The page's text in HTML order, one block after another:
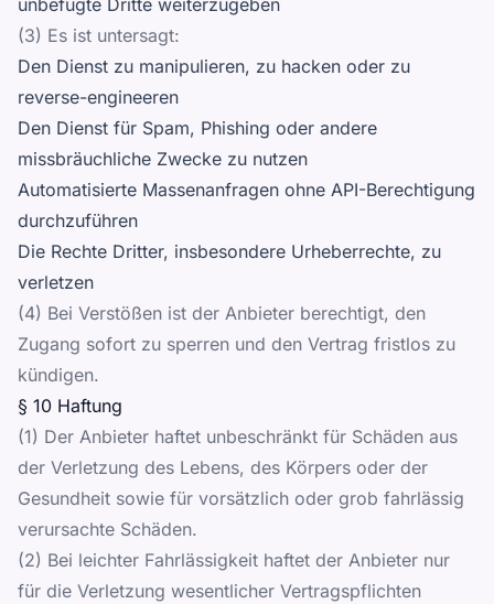
unbefugte Dritte weiterzugeben
(3) Es ist untersagt:
Den Dienst zu manipulieren, zu hacken oder zu
reverse-engineeren
Den Dienst für Spam, Phishing oder andere
missbräuchliche Zwecke zu nutzen
Automatisierte Massenanfragen ohne API-Berechtigung
durchzuführen
Die Rechte Dritter, insbesondere Urheberrechte, zu
verletzen
(4) Bei Verstößen ist der Anbieter berechtigt, den
Zugang sofort zu sperren und den Vertrag fristlos zu
kündigen.
§ 10 Haftung
(1) Der Anbieter haftet unbeschränkt für Schäden aus
der Verletzung des Lebens, des Körpers oder der
Gesundheit sowie für vorsätzlich oder grob fahrlässig
verursachte Schäden.
(2) Bei leichter Fahrlässigkeit haftet der Anbieter nur
für die Verletzung wesentlicher Vertragspflichten